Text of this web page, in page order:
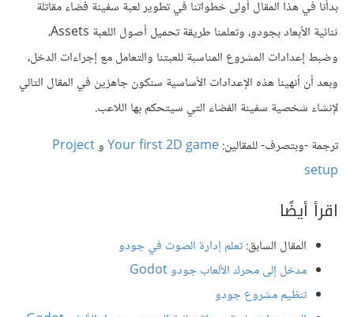
بدأنا في هذا المقال أولى خطواتنا في تطوير لعبة سفينة فضاء مقاتلة
ثنائية الأبعاد بجودو، وتعلمنا طريقة تحميل أصول اللعبة Assets،
وضبط إعدادات المشروع المناسبة للعبتنا والتعامل مع إجراءات الدخل،
وبعد أن أنهينا هذه الإعدادات الأساسية سنكون جاهزين في المقال التالي
لإنشاء شخصية سفينة الفضاء التي سيتحكم بها اللاعب.
ترجمة -وبتصرف- للمقالين:Your first 2D gameوProject
setup
اقرأ أيضًا
المقال السابق:تعلم إدارة الصوت في جودو
مدخل إلى محرك الألعاب جودو Godot
تنظيم مشروع جودو